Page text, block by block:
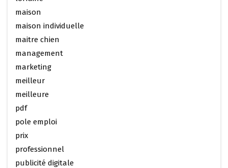
maison
maison individuelle
maitre chien
management
marketing
meilleur
meilleure
pdf
pole emploi
prix
professionnel
publicité digitale